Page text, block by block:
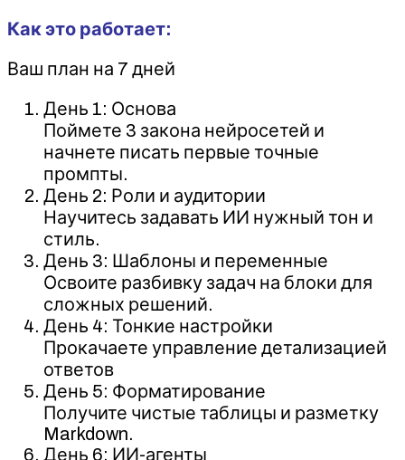
Как это работает:
Ваш план на 7 дней
День 1: Основа
Поймете 3 закона нейросетей и
начнете писать первые точные
промпты.
День 2: Роли и аудитории
Научитесь задавать ИИ нужный тон и
стиль.
День 3: Шаблоны и переменные
Освоите разбивку задач на блоки для
сложных решений.
День 4: Тонкие настройки
Прокачаете управление детализацией
ответов
День 5: Форматирование
Получите чистые таблицы и разметку
Markdown.
День 6: ИИ-агенты